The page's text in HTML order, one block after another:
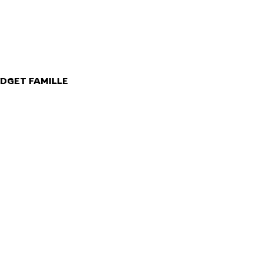
FAMILLE